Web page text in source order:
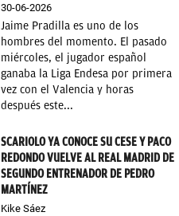
30-06-2026
Jaime Pradilla es uno de los
hombres del momento. El pasado
miércoles, el jugador español
ganaba la Liga Endesa por primera
vez con el Valencia y horas
después este...
SCARIOLO YA CONOCE SU CESE Y PACO
REDONDO VUELVE AL REAL MADRID DE
SEGUNDO ENTRENADOR DE PEDRO
MARTÍNEZ
Kike Sáez